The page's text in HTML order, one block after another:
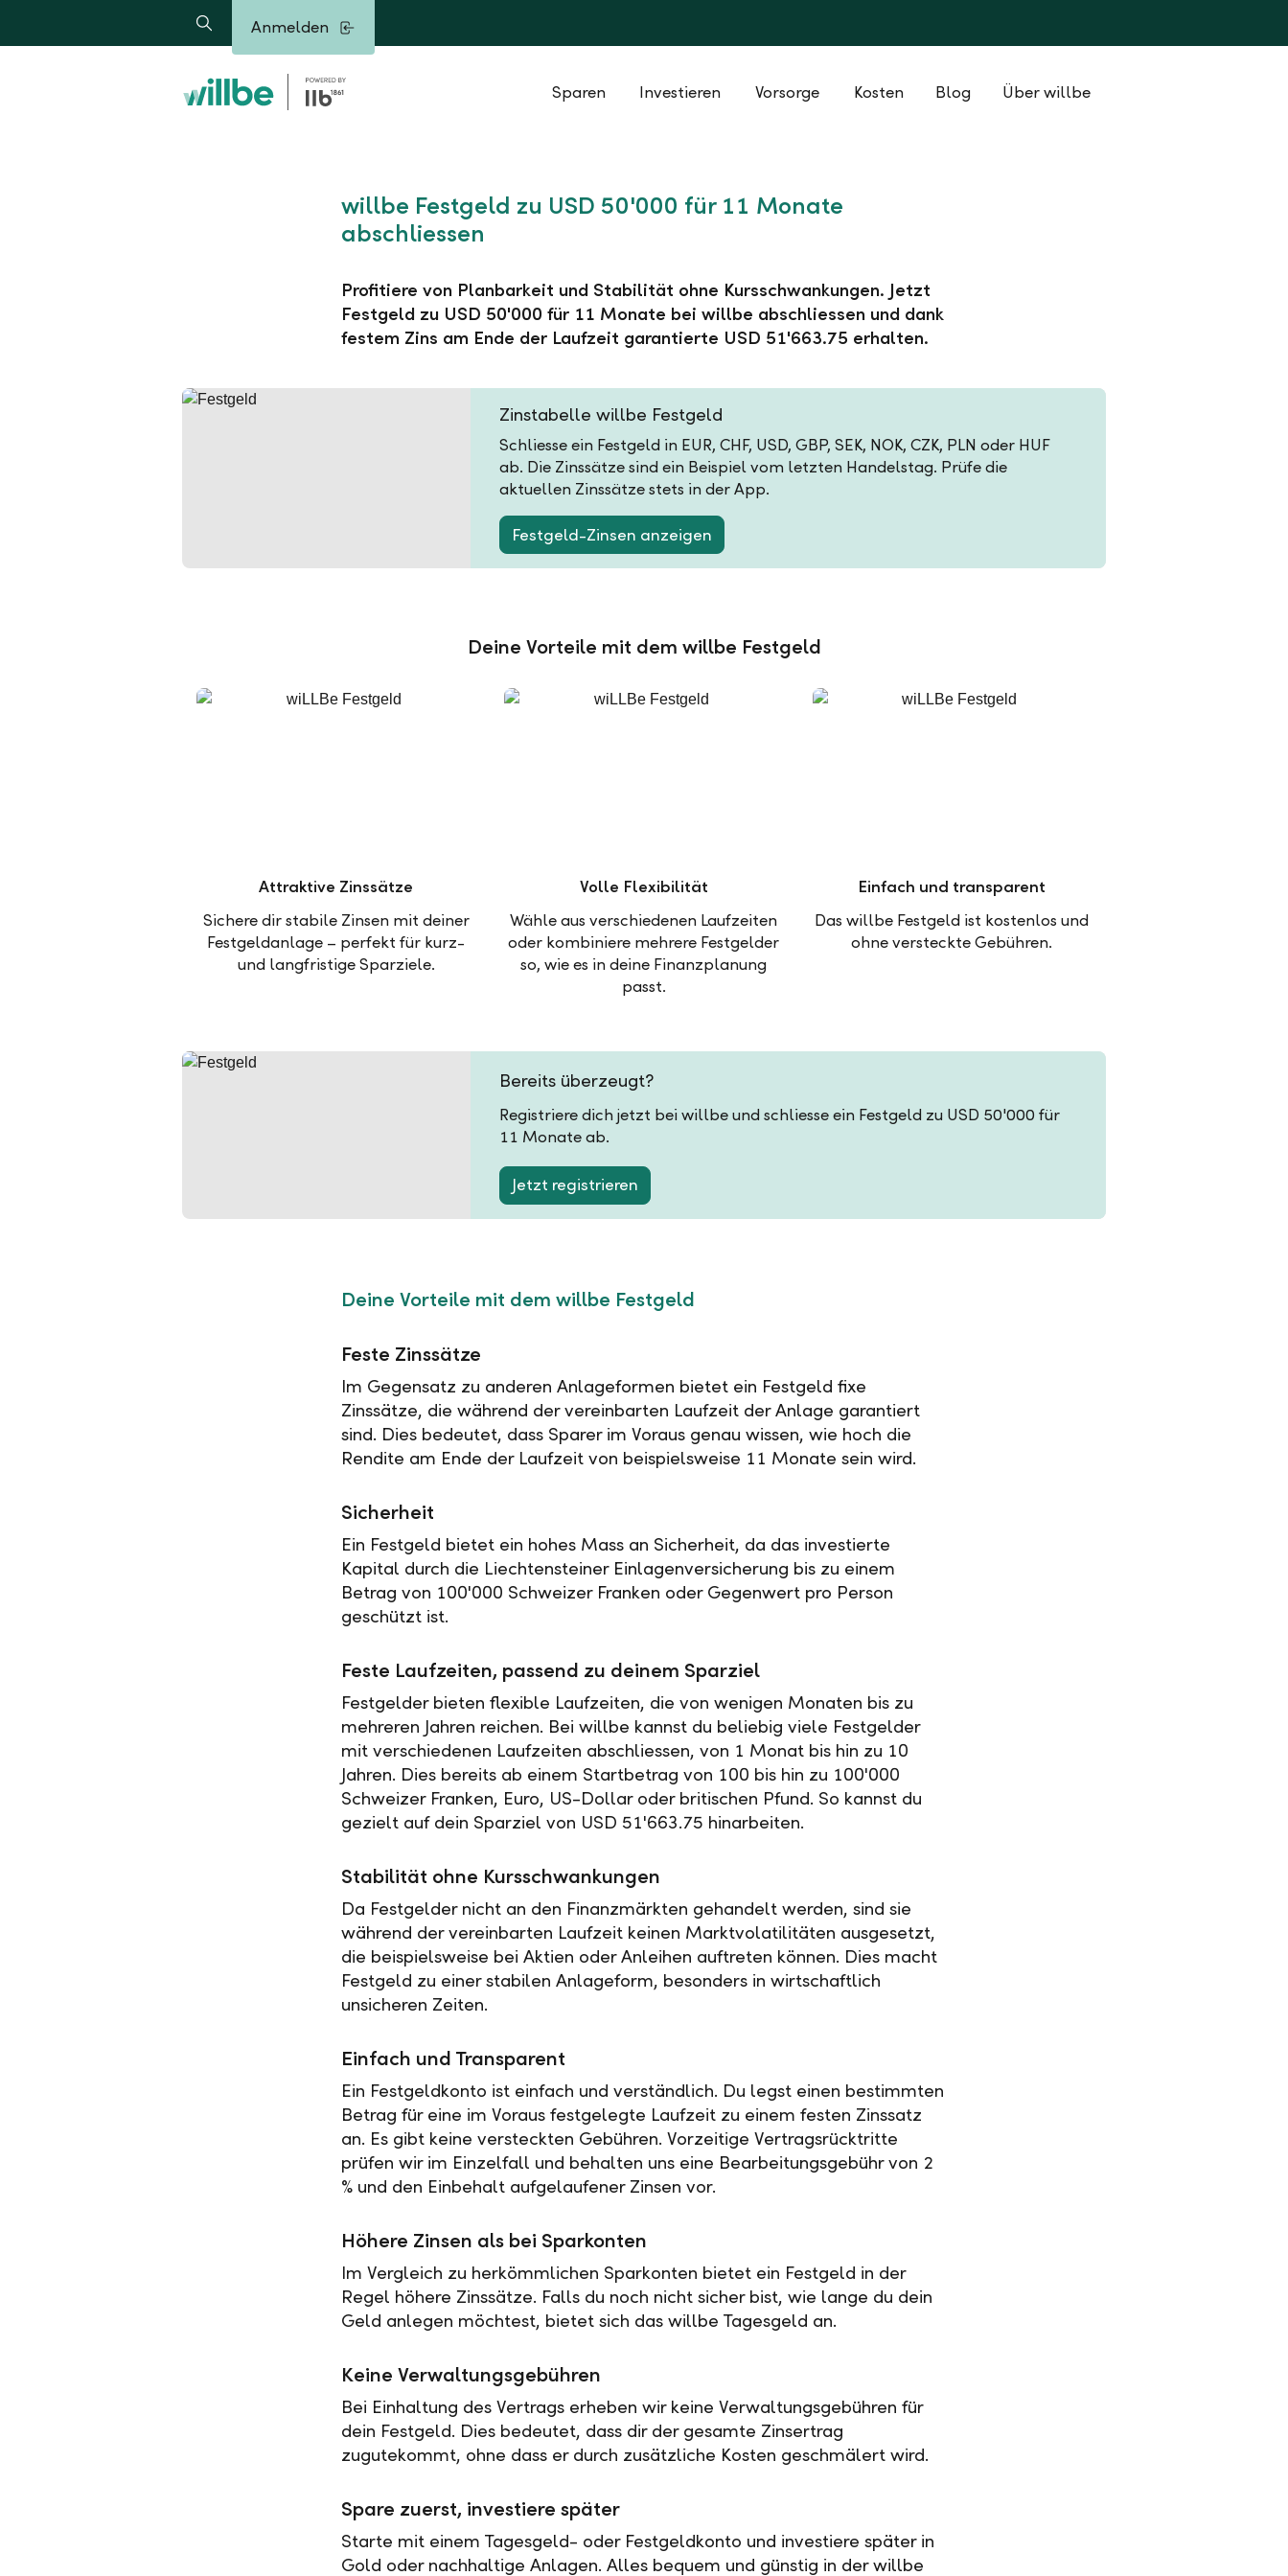
Suche Anmelden
Sparen Investieren Vorsorge Kosten Blog Über willbe
willbe Festgeld zu USD 50'000 für 11 Monate
abschliessen
Profitiere von Planbarkeit und Stabilität ohne Kursschwankungen. Jetzt
Festgeld zu USD 50'000 für 11 Monate bei willbe abschliessen und dank
festem Zins am Ende der Laufzeit garantierte USD 51'663.75 erhalten.
Zinstabelle willbe Festgeld
Schliesse ein Festgeld in EUR, CHF, USD, GBP, SEK, NOK, CZK, PLN oder HUF
ab. Die Zinssätze sind ein Beispiel vom letzten Handelstag. Prüfe die
aktuellen Zinssätze stets in der App.
Festgeld-Zinsen anzeigen
Deine Vorteile mit dem willbe Festgeld
Attraktive Zinssätze
Sichere dir stabile Zinsen mit deiner
Festgeldanlage – perfekt für kurz-
und langfristige Sparziele.
Volle Flexibilität
Wähle aus verschiedenen Laufzeiten
oder kombiniere mehrere Festgelder
so, wie es in deine Finanzplanung
passt.
Einfach und transparent
Das willbe Festgeld ist kostenlos und
ohne versteckte Gebühren.
Bereits überzeugt?
Registriere dich jetzt bei willbe und schliesse ein Festgeld zu USD 50'000 für
11 Monate ab.
Jetzt registrieren
Deine Vorteile mit dem willbe Festgeld
Feste Zinssätze
Im Gegensatz zu anderen Anlageformen bietet ein Festgeld fixe
Zinssätze, die während der vereinbarten Laufzeit der Anlage garantiert
sind. Dies bedeutet, dass Sparer im Voraus genau wissen, wie hoch die
Rendite am Ende der Laufzeit von beispielsweise 11 Monate sein wird.
Sicherheit
Ein Festgeld bietet ein hohes Mass an Sicherheit, da das investierte
Kapital durch die Liechtensteiner Einlagenversicherung bis zu einem
Betrag von 100'000 Schweizer Franken oder Gegenwert pro Person
geschützt ist.
Feste Laufzeiten, passend zu deinem Sparziel
Festgelder bieten flexible Laufzeiten, die von wenigen Monaten bis zu
mehreren Jahren reichen. Bei willbe kannst du beliebig viele Festgelder
mit verschiedenen Laufzeiten abschliessen, von 1 Monat bis hin zu 10
Jahren. Dies bereits ab einem Startbetrag von 100 bis hin zu 100'000
Schweizer Franken, Euro, US-Dollar oder britischen Pfund. So kannst du
gezielt auf dein Sparziel von USD 51'663.75 hinarbeiten.
Stabilität ohne Kursschwankungen
Da Festgelder nicht an den Finanzmärkten gehandelt werden, sind sie
während der vereinbarten Laufzeit keinen Marktvolatilitäten ausgesetzt,
die beispielsweise bei Aktien oder Anleihen auftreten können. Dies macht
Festgeld zu einer stabilen Anlageform, besonders in wirtschaftlich
unsicheren Zeiten.
Einfach und Transparent
Ein Festgeldkonto ist einfach und verständlich. Du legst einen bestimmten
Betrag für eine im Voraus festgelegte Laufzeit zu einem festen Zinssatz
an. Es gibt keine versteckten Gebühren. Vorzeitige Vertragsrücktritte
prüfen wir im Einzelfall und behalten uns eine Bearbeitungsgebühr von 2
% und den Einbehalt aufgelaufener Zinsen vor.
Höhere Zinsen als bei Sparkonten
Im Vergleich zu herkömmlichen Sparkonten bietet ein Festgeld in der
Regel höhere Zinssätze. Falls du noch nicht sicher bist, wie lange du dein
Geld anlegen möchtest, bietet sich das willbe Tagesgeld an.
Keine Verwaltungsgebühren
Bei Einhaltung des Vertrags erheben wir keine Verwaltungsgebühren für
dein Festgeld. Dies bedeutet, dass dir der gesamte Zinsertrag
zugutekommt, ohne dass er durch zusätzliche Kosten geschmälert wird.
Spare zuerst, investiere später
Starte mit einem Tagesgeld- oder Festgeldkonto und investiere später in
Gold oder nachhaltige Anlagen. Alles bequem und günstig in der willbe